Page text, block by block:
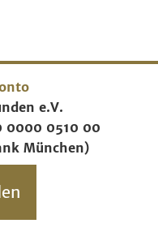
e.V.
0000 0510 00
München)